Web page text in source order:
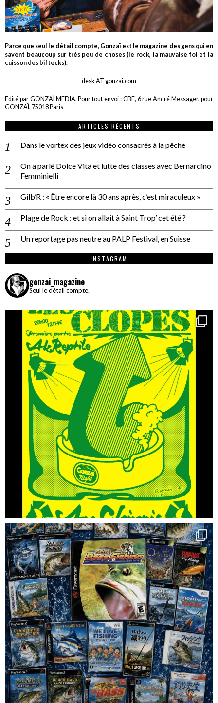
Parce que seul le détail compte, Gonzaï est le magazine des gens qui en
savent beaucoup sur très peu de choses (le rock, la mauvaise foi et la
cuisson des biftecks).
desk AT gonzai.com
Edité par GONZAÏ MEDIA. Pour tout envoi : CBE, 6 rue André Messager, pour
GONZAÏ, 75018 Paris
ARTICLES RÉCENTS
Dans le vortex des jeux vidéo consacrés à la pêche
On a parlé Dolce Vita et lutte des classes avec Bernardino
Femminielli
Gilb’R : « Être encore là 30 ans après, c’est miraculeux »
Plage de Rock : et si on allait à Saint Trop’ cet été ?
Un reportage pas neutre au PALP Festival, en Suisse
INSTAGRAM
gonzai_magazine
Seul le détail compte.